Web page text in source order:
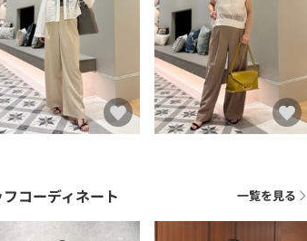
コーディネート 一覧を見る